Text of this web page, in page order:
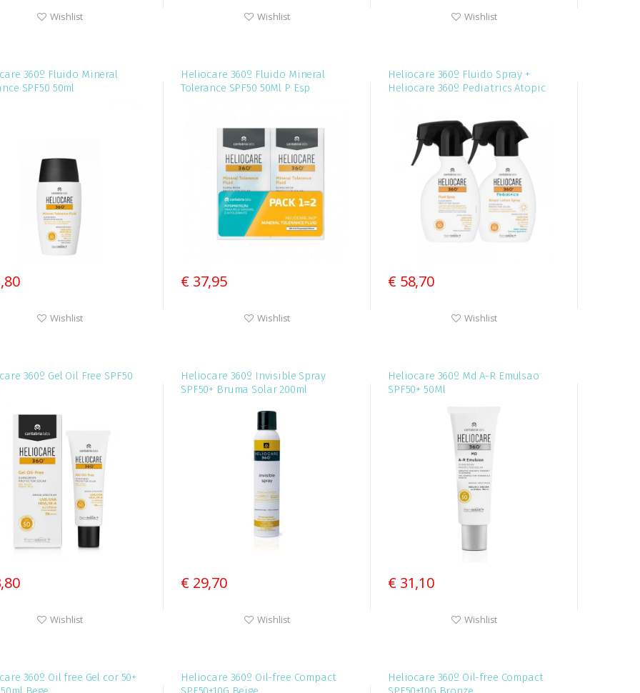
Wishlist Wishlist Wishlist
360º Fluido Mineral
SPF50 50ml
Wishlist
Heliocare 360º Fluido Mineral
Tolerance SPF50 50Ml P Esp
€ 37,95
Wishlist
Heliocare 360º Fluido Spray +
Heliocare 360º Pediatrics Atopic
€ 58,70
Wishlist
360º Gel Oil Free SPF50
Wishlist
Heliocare 360º Invisible Spray
SPF50+ Bruma Solar 200ml
€ 29,70
Wishlist
Heliocare 360º Md A-R Emulsao
SPF50+ 50Ml
€ 31,10
Wishlist
360º Oil free Gel cor 50+
Heliocare 360º Oil-free Compact
Heliocare 360º Oil-free Compact